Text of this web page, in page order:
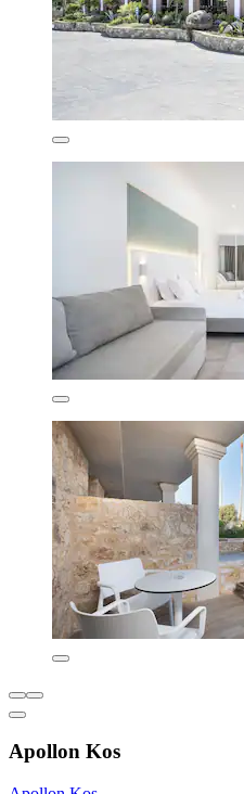
Apollon Kos